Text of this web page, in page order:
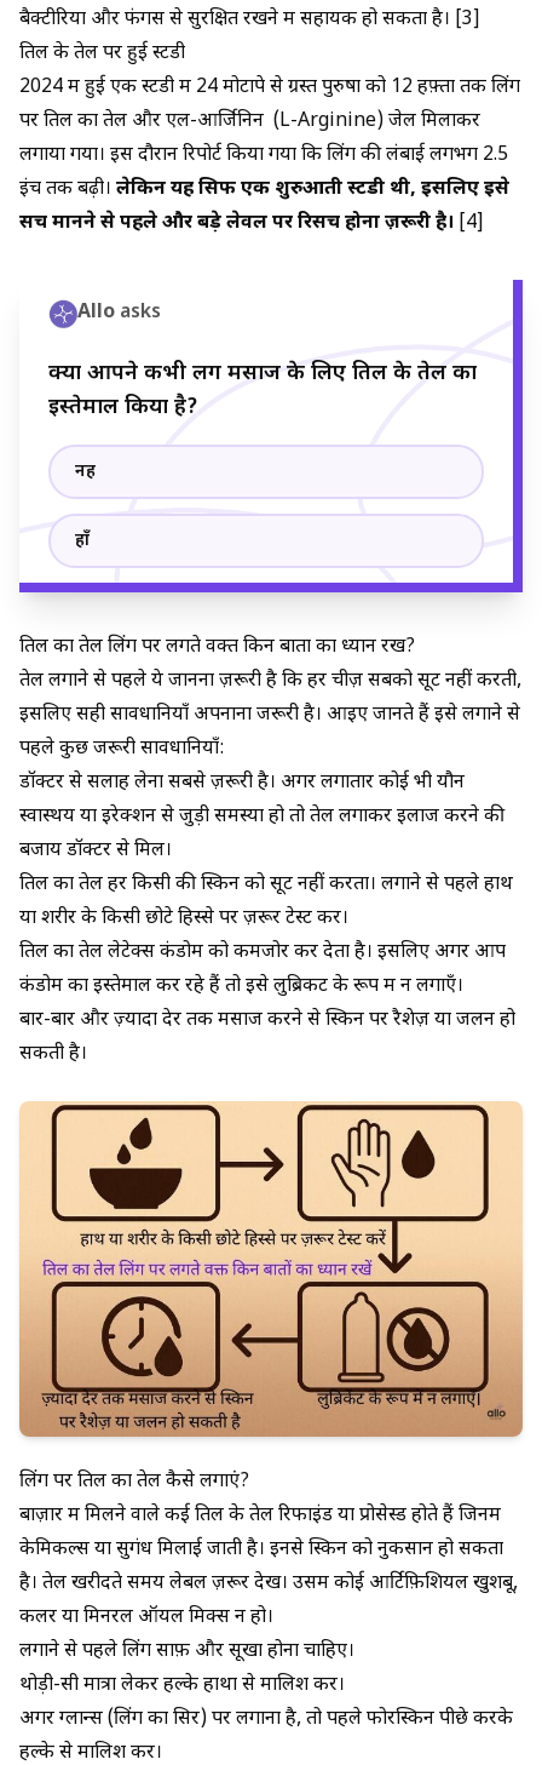
बैक्टीरिया और फंगस से सुरक्षित रखने में सहायक हो सकता है। [3]
तिल के तेल पर हुई स्टडी
2024 में हुई एक स्टडी में 24 मोटापे से ग्रस्त पुरुषों को 12 हफ़्तों तक लिंग
पर तिल का तेल और एल-आर्जिनिन (L-Arginine) जेल मिलाकर
लगाया गया। इस दौरान रिपोर्ट किया गया कि लिंग की लंबाई लगभग 2.5
इंच तक बढ़ी। लेकिन यह सिर्फ एक शुरुआती स्टडी थी, इसलिए इसे
सच मानने से पहले और बड़े लेवल पर रिसर्च होना ज़रूरी है। [4]
Allo asks
क्या आपने कभी लिंग मसाज के लिए तिल के तेल का
इस्तेमाल किया है?
नहीं
हाँ
तिल का तेल लिंग पर लगते वक्त किन बातों का ध्यान रखें?
तेल लगाने से पहले ये जानना ज़रूरी है कि हर चीज़ सबको सूट नहीं करती,
इसलिए सही सावधानियाँ अपनाना जरूरी है। आइए जानते हैं इसे लगाने से
पहले कुछ जरूरी सावधानियाँ:
डॉक्टर से सलाह लेना सबसे ज़रूरी है। अगर लगातार कोई भी यौन
स्वास्थय या इरेक्शन से जुड़ी समस्या हो तो तेल लगाकर इलाज करने की
बजाय डॉक्टर से मिलें।
तिल का तेल हर किसी की स्किन को सूट नहीं करता। लगाने से पहले हाथ
या शरीर के किसी छोटे हिस्से पर ज़रूर टेस्ट करें।
तिल का तेल लेटेक्स कंडोम को कमजोर कर देता है। इसलिए अगर आप
कंडोम का इस्तेमाल कर रहे हैं तो इसे लुब्रिकेंट के रूप में न लगाएँ।
बार-बार और ज़्यादा देर तक मसाज करने से स्किन पर रैशेज़ या जलन हो
सकती है।
लिंग पर तिल का तेल कैसे लगाएं?
बाज़ार में मिलने वाले कई तिल के तेल रिफाइंड या प्रोसेस्ड होते हैं जिनमें
केमिकल्स या सुगंध मिलाई जाती है। इनसे स्किन को नुकसान हो सकता
है। तेल खरीदते समय लेबल ज़रूर देखें। उसमें कोई आर्टिफ़िशियल खुशबू,
कलर या मिनरल ऑयल मिक्स न हो।
लगाने से पहले लिंग साफ़ और सूखा होना चाहिए।
थोड़ी-सी मात्रा लेकर हल्के हाथों से मालिश करें।
अगर ग्लान्स (लिंग का सिर) पर लगाना है, तो पहले फोरस्किन पीछे करके
हल्के से मालिश करें।